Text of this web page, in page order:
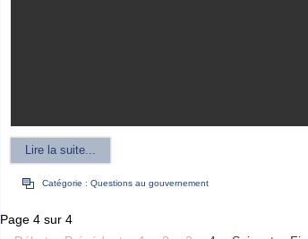
Lire la suite...
Catégorie : Questions au gouvernement
Page 4 sur 4